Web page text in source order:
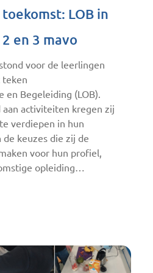
LOB in
en 3 mavo
voor de leerlingen
teken
en Begeleiding (LOB).
activiteiten kregen zij
verdiepen in hun
keuzes die zij de
voor hun profiel,
opleiding…